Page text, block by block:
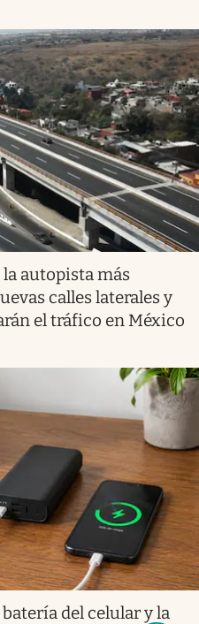
autopista más
calles laterales y
el tráfico en México
del celular y la